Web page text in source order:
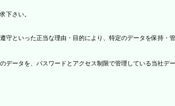
下さい。
といった正当な理由・目的により、特定のデータを保持
ータを、パスワードとアクセス制限で管理している当社デ